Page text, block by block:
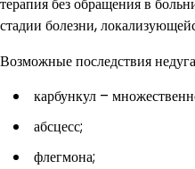
терапия без обращения в
стадии болезни,
Возможные последствия
карбункул –
абсцесс;
флегмона;